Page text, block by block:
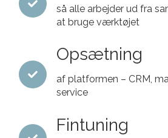
så alle arbejder ud fra
at bruge værktøjet
Opsætning
af platformen – CRM,
service
Fintuning